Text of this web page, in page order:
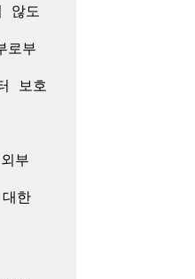
않도
로부
보호
부
한